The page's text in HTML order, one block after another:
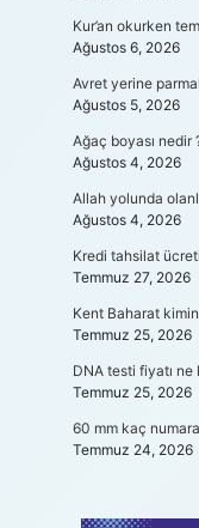
Kur’an okurken
Ağustos 6, 2026
Avret yerine
Ağustos 5, 2026
Ağaç boyası nedir
Ağustos 4, 2026
Allah yolunda
Ağustos 4, 2026
Kredi tahsilat
Temmuz 27, 2026
Kent Baharat
Temmuz 25, 2026
DNA testi fiyatı ne
Temmuz 25, 2026
60 mm kaç
Temmuz 24, 2026